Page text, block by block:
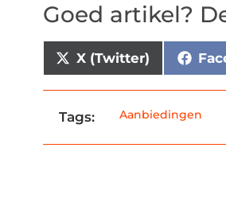
Goed artikel?
X (Twitter)
Tags: Aanbiedingen